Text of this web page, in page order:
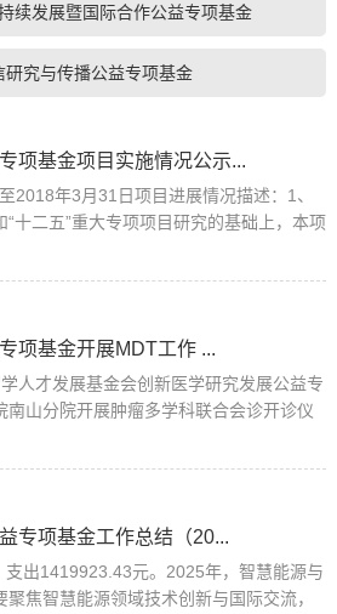
续发展暨国际合作公益专项基金
研究与传播公益专项基金
项基金项目实施情况公示...
2018年3月31日项目进展情况描述：1、
十二五”重大专项项目研究的基础上，本项
项基金开展MDT工作 ...
人才发展基金会创新医学研究发展公益专
南山分院开展肿瘤多学科联合会诊开诊仪
专项基金工作总结（20...
出1419923.43元。2025年，智慧能源与
焦智慧能源领域技术创新与国际交流，